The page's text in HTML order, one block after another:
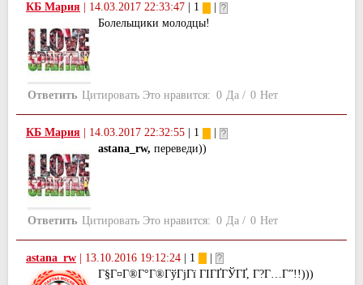
КБ Мария 14.03.2017 22:33:47 | 1
Болельщики молодцы!
Ответить Цитировать Это нравится: 0 Да / 0 Нет
КБ Мария 14.03.2017 22:32:55 | 1
astana_rw, переведи))
Ответить Цитировать Это нравится: 0 Да / 0 Нет
astana_rw | 13.10.2016 19:12:24 | 1
|
Г§Г¤Г®Г°Г®ГўГјГї ГІГҐГЎГҐ, Г?Г…Г”!!)))